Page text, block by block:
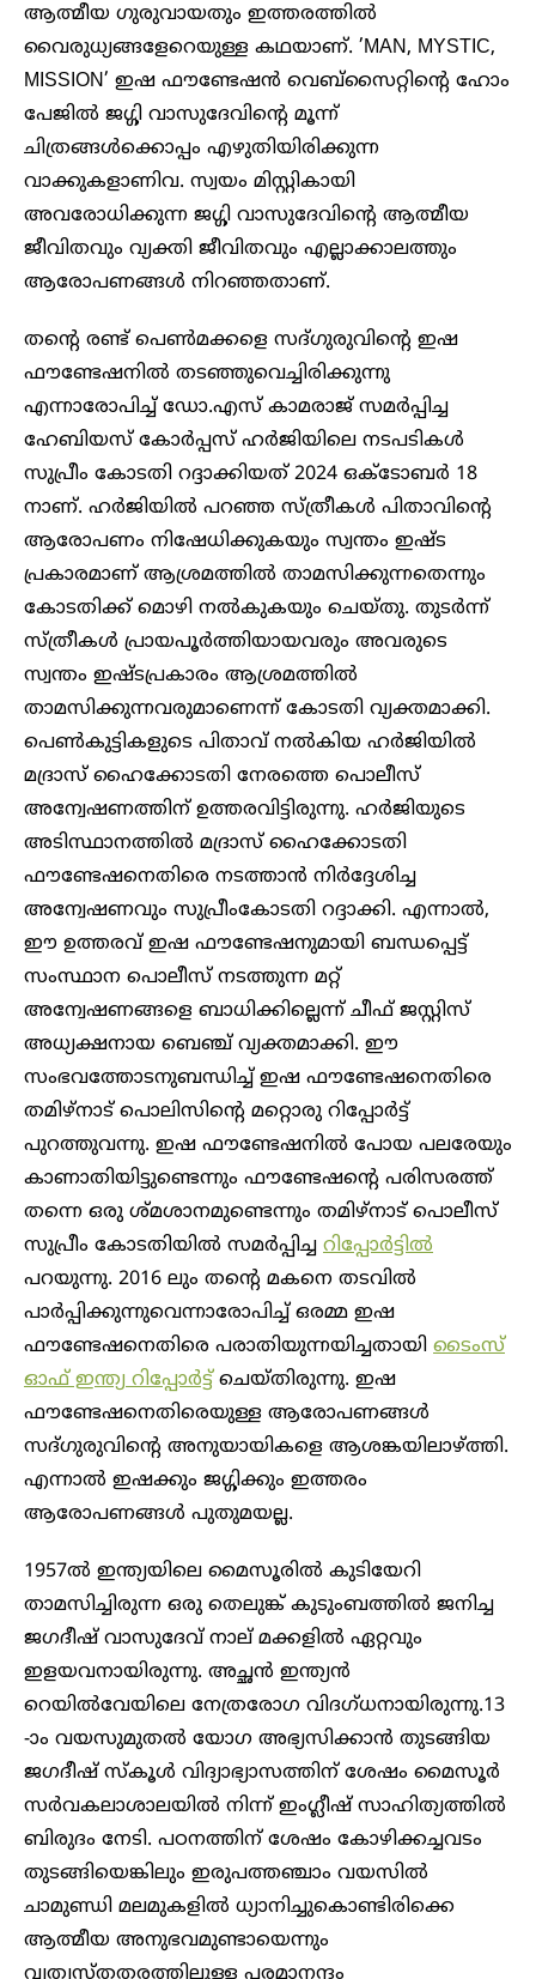
ആത്മീയ ഗുരുവായതും ഇത്തരത്തിൽ
വൈരുധ്യങ്ങളേറെയുള്ള കഥയാണ്. ‌’MAN, MYSTIC,
MISSION’ ഇഷ ഫൗണ്ടേഷൻ വെബ്സൈറ്റിന്റെ ഹോം
പേജിൽ ജഗ്ഗി വാസുദേവിന്റെ മൂന്ന്
ചിത്രങ്ങൾക്കൊപ്പം എഴുതിയിരിക്കുന്ന
വാക്കുകളാണിവ. സ്വയം മിസ്റ്റികായി
അവരോധിക്കുന്ന ജഗ്ഗി വാസുദേവിന്റെ ആത്മീയ
ജീവിതവും വ്യക്തി ജീവിതവും എല്ലാക്കാലത്തും
ആരോപണങ്ങൾ നിറഞ്ഞതാണ്.
തന്റെ രണ്ട് പെൺമക്കളെ സദ്ഗുരുവിന്റെ ഇഷ
ഫൗണ്ടേഷനിൽ തടഞ്ഞുവെച്ചിരിക്കുന്നു
എന്നാരോപിച്ച് ഡോ.എസ് കാമരാജ് സമർപ്പിച്ച
ഹേബിയസ് കോർപ്പസ് ഹർജിയിലെ നടപടികൾ
സുപ്രീം കോടതി റദ്ദാക്കിയത് 2024 ഒക്ടോബർ 18
നാണ്. ഹർജിയിൽ പറഞ്ഞ സ്ത്രീകൾ പിതാവിന്റെ
ആരോപണം നിഷേധിക്കുകയും സ്വന്തം ഇഷ്ട
പ്രകാരമാണ് ആശ്രമത്തിൽ താമസിക്കുന്നതെന്നും
കോടതിക്ക് മൊഴി നൽകുകയും ചെയ്തു. തുടർന്ന്
സ്ത്രീകൾ പ്രായപൂർത്തിയായവരും അവരുടെ
സ്വന്തം ഇഷ്ടപ്രകാരം ആശ്രമത്തിൽ
താമസിക്കുന്നവരുമാണെന്ന് കോടതി വ്യക്തമാക്കി.
പെൺകുട്ടികളുടെ പിതാവ് നൽകിയ ഹർജിയിൽ
മദ്രാസ് ഹൈക്കോടതി നേരത്തെ പൊലീസ്
അന്വേഷണത്തിന് ഉത്തരവിട്ടിരുന്നു. ഹർ‍ജിയുടെ
അടിസ്ഥാനത്തിൽ മദ്രാസ് ഹൈക്കോടതി
ഫൗണ്ടേഷനെതിരെ നടത്താൻ നിർദ്ദേശിച്ച
അന്വേഷണവും സുപ്രീംകോടതി റദ്ദാക്കി. എന്നാൽ,
ഈ ഉത്തരവ് ഇഷ ഫൗണ്ടേഷനുമായി ബന്ധപ്പെട്ട്
സംസ്ഥാന പൊലീസ് നടത്തുന്ന മറ്റ്
അന്വേഷണങ്ങളെ ബാധിക്കില്ലെന്ന് ചീഫ് ജസ്റ്റിസ്
അധ്യക്ഷനായ ബെഞ്ച് വ്യക്തമാക്കി. ഈ
സംഭവത്തോടനുബന്ധിച്ച് ഇഷ ഫൗണ്ടേഷനെതിരെ
തമിഴ്നാട് പൊലിസിന്റെ മറ്റൊരു റിപ്പോർട്ട്
പുറത്തുവന്നു. ഇഷ ഫൗണ്ടേഷനിൽ പോയ പലരേയും
കാണാതിയിട്ടുണ്ടെന്നും ഫൗണ്ടേഷന്റെ പരിസരത്ത്
തന്നെ ഒരു ശ്മശാനമുണ്ടെന്നും തമിഴ്നാട് പൊലീസ്
സുപ്രീം കോടതിയിൽ സമർപ്പിച്ച റിപ്പോർ‌ട്ടിൽ
പറയുന്നു. 2016 ലും തന്റെ മകനെ തടവിൽ
പാർപ്പിക്കുന്നുവെന്നാരോപിച്ച് ഒരമ്മ ഇഷ
ഫൗണ്ടേഷനെതിരെ പരാതിയുന്നയിച്ചതായി ടൈംസ്
ഓഫ് ഇന്ത്യ റിപ്പോർട്ട്ചെയ്തിരുന്നു. ഇഷ
ഫൗണ്ടേഷനെതിരെയുള്ള ആരോപണങ്ങൾ
സദ്ഗുരുവിന്റെ അനുയായികളെ ആശങ്കയിലാഴ്ത്തി.
എന്നാൽ ഇഷക്കും ജഗ്ഗിക്കും ‌ഇത്തരം
ആരോപണങ്ങൾ പുതുമയല്ല.
1957ൽ ഇന്ത്യയിലെ മൈസൂരിൽ കുടിയേറി
താമസിച്ചിരുന്ന ഒരു തെലുങ്ക് കുടുംബത്തിൽ ജനിച്ച
ജഗദീഷ് വാസുദേവ് നാല്‌ മക്കളിൽ ഏറ്റവും
ഇളയവനായിരുന്നു. അച്ഛൻ ഇന്ത്യൻ
റെയിൽവേയിലെ നേത്രരോഗ വിദഗ്ധനായിരുന്നു.13
-ാം വയസുമുതൽ‌ യോഗ അഭ്യസിക്കാൻ തുടങ്ങിയ
ജഗദീഷ് സ്കൂൾ വിദ്യാഭ്യാസത്തിന് ശേഷം മൈസൂർ
സർവകലാശാലയിൽ നിന്ന് ഇംഗ്ലീഷ് സാഹിത്യത്തിൽ
ബിരുദം നേടി. പഠനത്തിന് ശേഷം കോഴിക്കച്ചവടം
തുടങ്ങിയെങ്കിലും ഇരുപത്തഞ്ചാം വയസിൽ
ചാമുണ്ഡി മലമുകളിൽ ധ്യാനിച്ചുകൊണ്ടിരിക്കെ
ആത്മീയ അനുഭവമുണ്ടായെന്നും
വ്യത്യസ്തതരത്തിലുള്ള പരമാനന്ദം